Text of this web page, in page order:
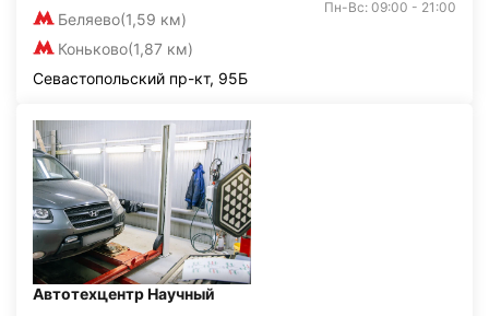
Беляево(1,59 км)
Коньково(1,87 км)
Пн-Вс: 09:00 - 21:00
Севастопольский пр-кт, 95Б
Автотехцентр Научный